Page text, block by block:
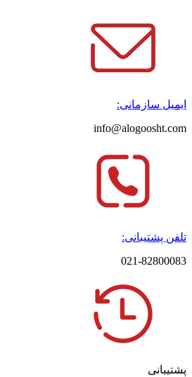
ایمیل سازمانی:
info@alogoosht.com
تلفن پشتیبانی:
021-82800083
پشتیبانی